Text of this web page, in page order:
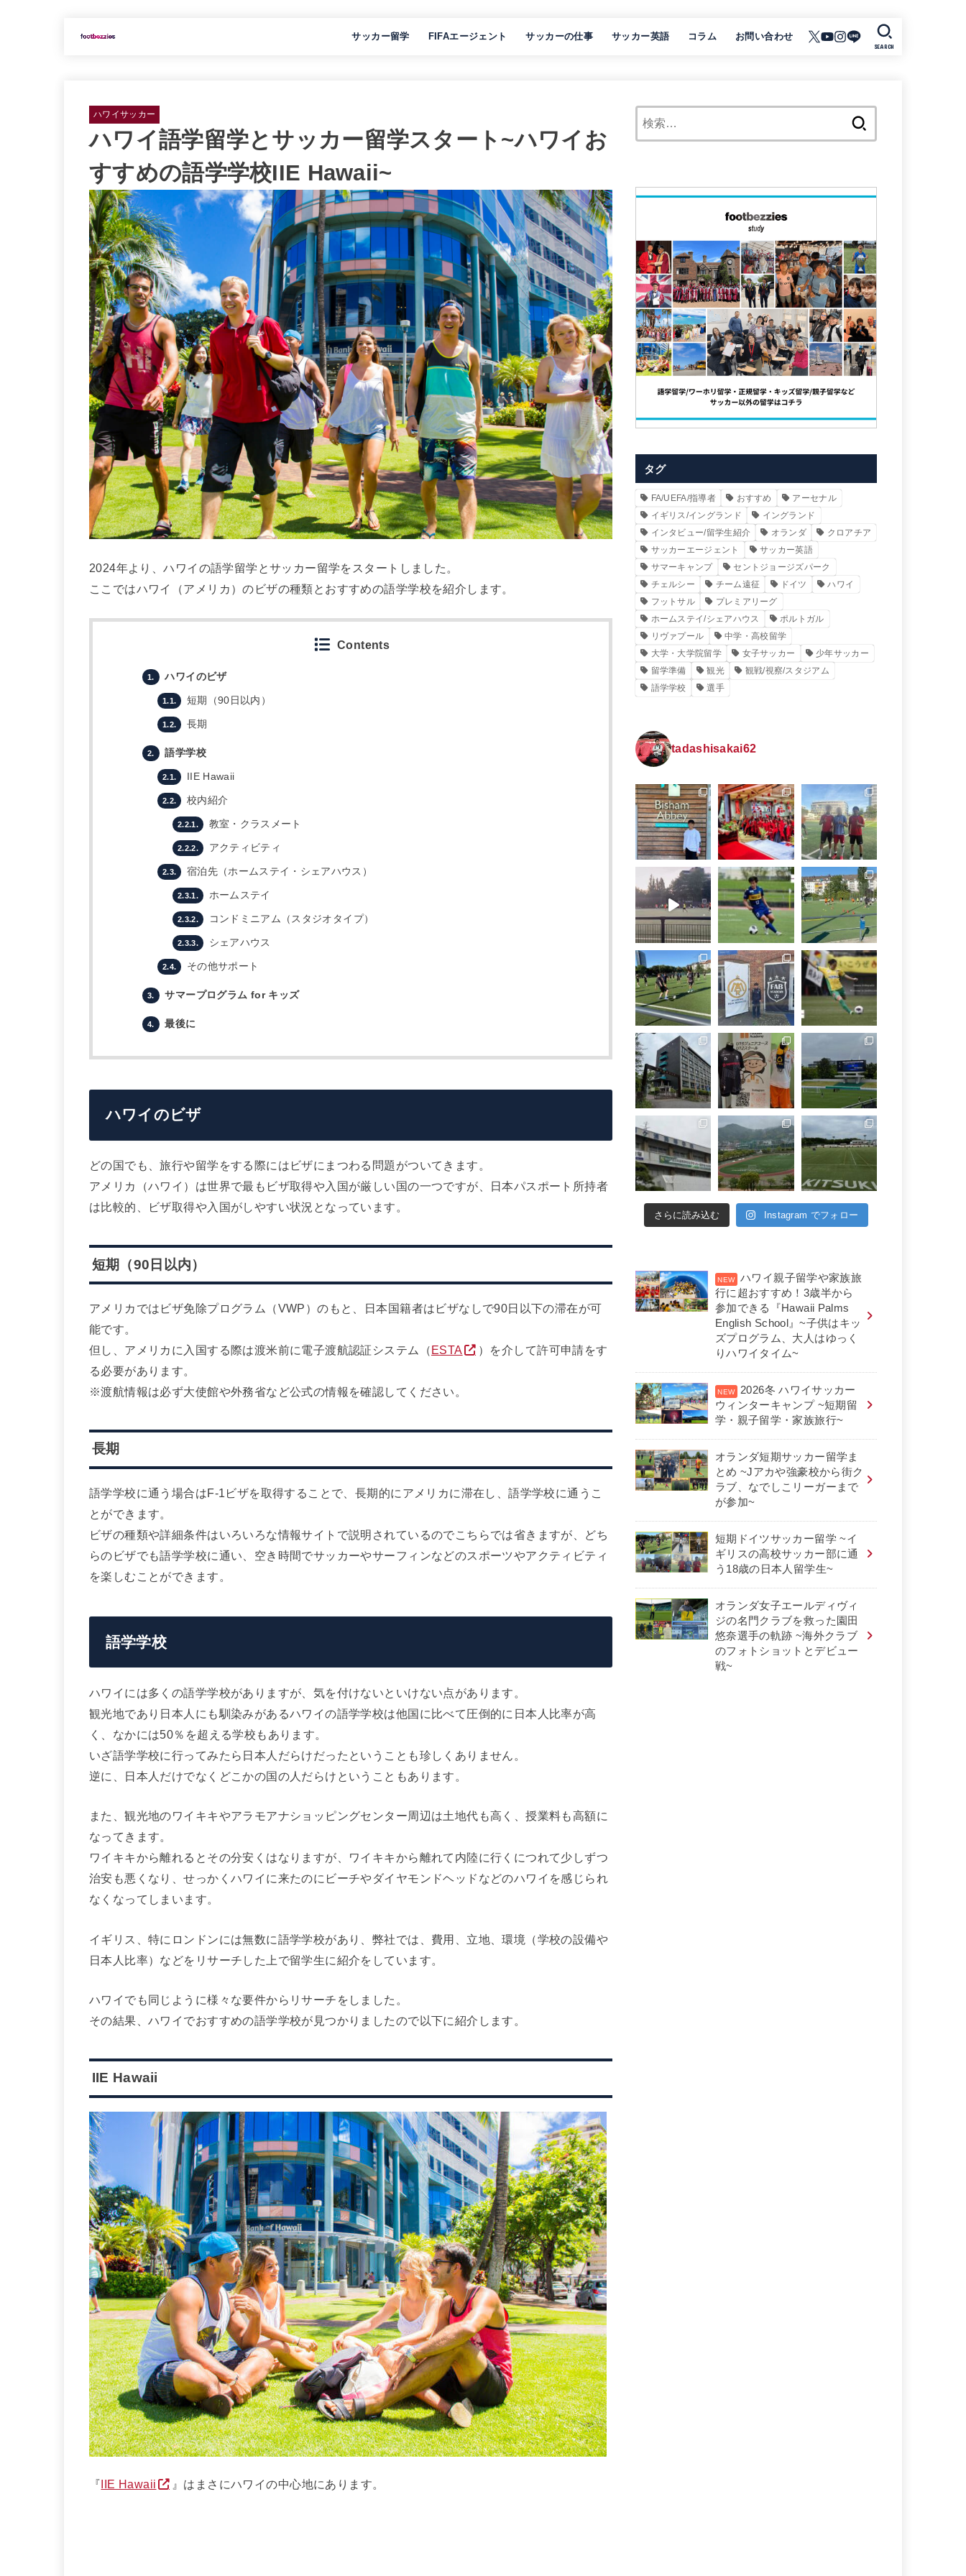
サッカー留学 FIFAエージェント サッカーの仕事 サッカー英語 コラム お問い合わせ
SEARCH
ハワイサッカー
ハワイ語学留学とサッカー留学スタート~ハワイお
すすめの語学学校IIE Hawaii~
2024年より、ハワイの語学留学とサッカー留学をスタートしました。
ここではハワイ（アメリカ）のビザの種類とおすすめの語学学校を紹介します。
Contents
1. ハワイのビザ
1.1. 短期（90日以内）
1.2. 長期
2. 語学学校
2.1. IIE Hawaii
2.2. 校内紹介
2.2.1. 教室・クラスメート
2.2.2. アクティビティ
2.3. 宿泊先（ホームステイ・シェアハウス）
2.3.1. ホームステイ
2.3.2. コンドミニアム（スタジオタイプ）
2.3.3. シェアハウス
2.4. その他サポート
3. サマープログラム for キッズ
4. 最後に
ハワイのビザ
どの国でも、旅行や留学をする際にはビザにまつわる問題がついてきます。
アメリカ（ハワイ）は世界で最もビザ取得や入国が厳しい国の一つですが、日本パスポート所持者
は比較的、ビザ取得や入国がしやすい状況となっています。
短期（90日以内）
アメリカではビザ免除プログラム（VWP）のもと、日本国籍者はビザなしで90日以下の滞在が可
能です。
但し、アメリカに入国する際は渡米前に電子渡航認証システム（ESTA
）を介して許可申請をす
る必要があります。
※渡航情報は必ず大使館や外務省など公式の情報を確認してください。
長期
語学学校に通う場合はF-1ビザを取得することで、長期的にアメリカに滞在し、語学学校に通うこ
とができます。
ビザの種類や詳細条件はいろいろな情報サイトで説明されているのでこちらでは省きますが、どち
らのビザでも語学学校に通い、空き時間でサッカーやサーフィンなどのスポーツやアクティビティ
を楽しむことができます。
語学学校
ハワイには多くの語学学校がありますが、気を付けないといけない点があります。
観光地であり日本人にも馴染みがあるハワイの語学学校は他国に比べて圧倒的に日本人比率が高
く、なかには50％を超える学校もあります。
いざ語学学校に行ってみたら日本人だらけだったということも珍しくありません。
逆に、日本人だけでなくどこかの国の人だらけということもあります。
また、観光地のワイキキやアラモアナショッピングセンター周辺は土地代も高く、授業料も高額に
なってきます。
ワイキキから離れるとその分安くはなりますが、ワイキキから離れて内陸に行くにつれて少しずつ
治安も悪くなり、せっかくハワイに来たのにビーチやダイヤモンドヘッドなどのハワイを感じられ
なくなってしまいます。
イギリス、特にロンドンには無数に語学学校があり、弊社では、費用、立地、環境（学校の設備や
日本人比率）などをリサーチした上で留学生に紹介をしています。
ハワイでも同じように様々な要件からリサーチをしました。
その結果、ハワイでおすすめの語学学校が見つかりましたので以下に紹介します。
IIE Hawaii
『 IIE Hawaii 』はまさにハワイの中心地にあります。
タグ
FA/UEFA/指導者 おすすめ
アーセナル
イギリス/イングランド
イングランド
インタビュー/留学生紹介
オランダ
クロアチア
サッカーエージェント
サッカー英語
サマーキャンプ
セントジョージズパーク
チェルシー
チーム遠征 ドイツ
ハワイ
フットサル
プレミアリーグ
ホームステイ/シェアハウス
ポルトガル
リヴァプール
中学・高校留学
大学・大学院留学
女子サッカー
少年サッカー
留学準備
観光
観戦/視察/スタジアム
語学学校
選手
tadashisakai62
さらに読み込む Instagram でフォロー
ハワイ親子留学や家族旅
行に超おすすめ！3歳半から
参加できる『Hawaii Palms
English School』~子供はキッ
ズプログラム、大人はゆっく
りハワイタイム~
2026冬 ハワイサッカー
ウィンターキャンプ ~短期留
学・親子留学・家族旅行~
オランダ短期サッカー留学ま
とめ ~Jアカや強豪校から街ク
ラブ、なでしこリーガーまで
が参加~
短期ドイツサッカー留学 ~イ
ギリスの高校サッカー部に通
う18歳の日本人留学生~
オランダ女子エールディヴィ
ジの名門クラブを救った園田
悠奈選手の軌跡 ~海外クラブ
のフォトショットとデビュー
戦~